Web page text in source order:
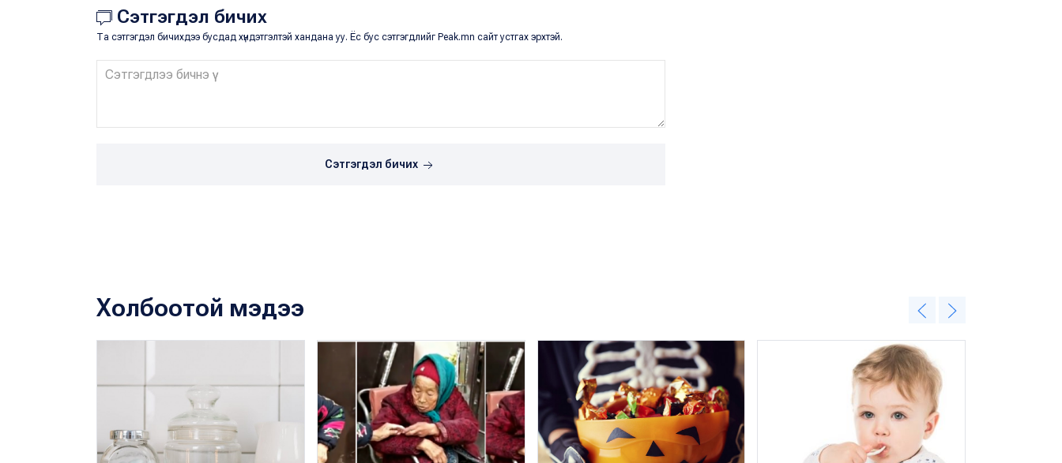
Сэтгэгдэл бичих
Та сэтгэгдэл бичихдээ бусдад хүндэтгэлтэй хандана уу. Ёс бус сэтгэгдлийг Peak.mn сайт устгах эрхтэй.
Сэтгэгдэл бичих
Холбоотой мэдээ